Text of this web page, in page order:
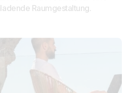
Raumgestaltung.